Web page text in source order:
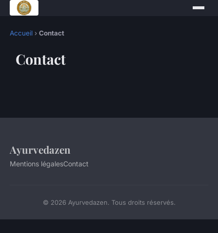
Accueil › Contact
Contact
Ayurvedazen
Mentions légalesContact
© 2026 Ayurvedazen. Tous droits réservés.